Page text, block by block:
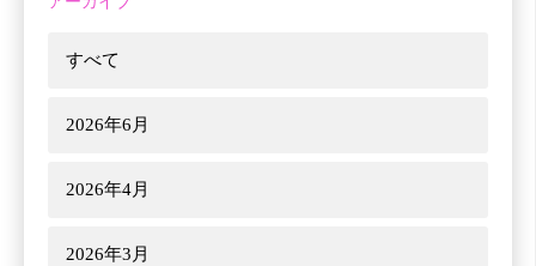
すべて
2026年6月
2026年4月
2026年3月